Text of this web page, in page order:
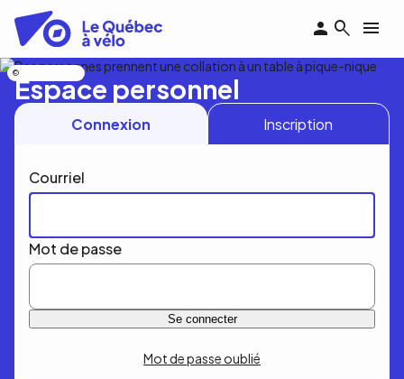
contenu
principal
Espace personnel
Connexion Inscription
Courriel
Mot de passe
Mot de passe oublié